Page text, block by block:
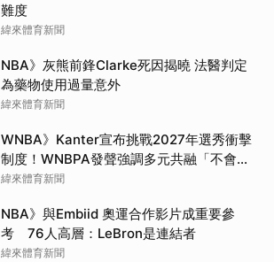
難度
緯來體育新聞
NBA》灰熊前鋒Clarke死因揭曉 法醫判定
為藥物使用過量意外
緯來體育新聞
WNBA》Kanter宣布挑戰2027年選秀衝擊
制度！WNBPA發聲強調多元共融「不會成
為政治棋子」
緯來體育新聞
NBA》與Embiid 奧運合作影片成重要參
考 76人高層：LeBron是連結者
緯來體育新聞